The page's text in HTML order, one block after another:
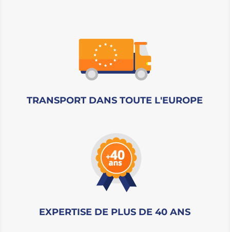
TRANSPORT DANS TOUTE L'EUROPE
EXPERTISE DE PLUS DE 40 ANS